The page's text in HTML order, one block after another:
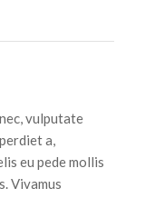
vulputate
a,
eu pede mollis
Vivamus